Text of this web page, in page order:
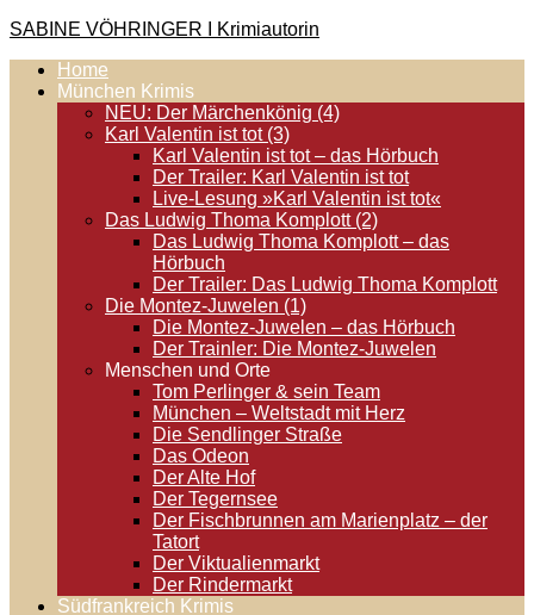
Zum
springen
SABINE VÖHRINGER I Krimiautorin
Krimis, bei denen das universell Menschliche im Vordergrund
steht. Spielen zentral in der Münchner Altstadt.
Home
München Krimis
NEU: Der Märchenkönig (4)
Karl Valentin ist tot (3)
Karl Valentin ist tot – das Hörbuch
Der Trailer: Karl Valentin ist tot
Live-Lesung »Karl Valentin ist tot«
Das Ludwig Thoma Komplott (2)
Das Ludwig Thoma Komplott – das
Hörbuch
Der Trailer: Das Ludwig Thoma Komplott
Die Montez-Juwelen (1)
Die Montez-Juwelen – das Hörbuch
Der Trainler: Die Montez-Juwelen
Menschen und Orte
Tom Perlinger & sein Team
München – Weltstadt mit Herz
Die Sendlinger Straße
Das Odeon
Der Alte Hof
Der Tegernsee
Der Fischbrunnen am Marienplatz – der
Tatort
Der Viktualienmarkt
Der Rindermarkt
Südfrankreich Krimis